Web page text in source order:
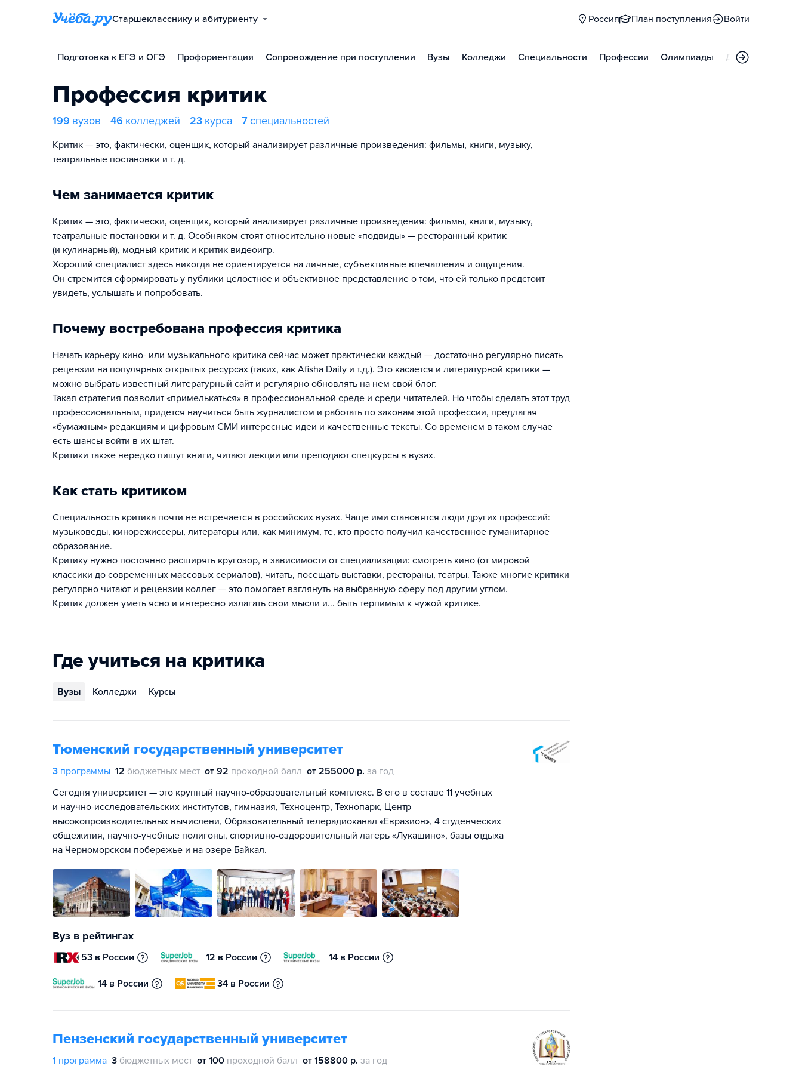
Старшекласснику и абитуриенту Россия План поступления Войти
Подготовка к ЕГЭ и ОГЭ Профориентация Сопровождение при поступлении Вузы Колледжи Специальности Профессии Олимпиады Дни открытых
Профессия критик
199 вузов 46 колледжей 23 курса 7специальностей
Критик — это, фактически, оценщик, который анализирует различные произведения: фильмы, книги, музыку,
театральные постановки и т. д.
Чем занимается критик
Критик — это, фактически, оценщик, который анализирует различные произведения: фильмы, книги, музыку,
театральные постановки и т. д. Особняком стоят относительно новые «подвиды» — ресторанный критик
(и кулинарный), модный критик и критик видеоигр.
Хороший специалист здесь никогда не ориентируется на личные, субъективные впечатления и ощущения.
Он стремится сформировать у публики целостное и объективное представление о том, что ей только предстоит
увидеть, услышать и попробовать.
Почему востребована профессия критика
Начать карьеру кино- или музыкального критика сейчас может практически каждый — достаточно регулярно писать
рецензии на популярных открытых ресурсах (таких, как Afisha Daily и т.д.). Это касается и литературной критики —
можно выбрать известный литературный сайт и регулярно обновлять на нем свой блог.
Такая стратегия позволит «примелькаться» в профессиональной среде и среди читателей. Но чтобы сделать этот труд
профессиональным, придется научиться быть журналистом и работать по законам этой профессии, предлагая
«бумажным» редакциям и цифровым СМИ интересные идеи и качественные тексты. Со временем в таком случае
есть шансы войти в их штат.
Критики также нередко пишут книги, читают лекции или преподают спецкурсы в вузах.
Как стать критиком
Специальность критика почти не встречается в российских вузах. Чаще ими становятся люди других профессий:
музыковеды, кинорежиссеры, литераторы или, как минимум, те, кто просто получил качественное гуманитарное
образование.
Критику нужно постоянно расширять кругозор, в зависимости от специализации: смотреть кино (от мировой
классики до современных массовых сериалов), читать, посещать выставки, рестораны, театры. Также многие критики
регулярно читают и рецензии коллег — это помогает взглянуть на выбранную сферу под другим углом.
Критик должен уметь ясно и интересно излагать свои мысли и... быть терпимым к чужой критике.
Где учиться на критика
Вузы Колледжи Курсы
Тюменский государственный университет
3 программы 12 бюджетных мест от 92 проходной балл от 255000 р. за год
Сегодня университет — это крупный научно-образовательный комплекс. В его в составе 11 учебных
и научно-исследовательских институтов, гимназия, Техноцентр, Технопарк, Центр
высокопроизводительных вычислени, Образовательный телерадиоканал «Евразион», 4 студенческих
общежития, научно-учебные полигоны, спортивно-оздоровительный лагерь «Лукашино», базы отдыха
на Черноморском побережье и на озере Байкал.
Вуз в рейтингах
53 в России 12 в России 14 в России
14 в России 34 в России
Пензенский государственный университет
1 программа 3 бюджетных мест от 100 проходной балл от 158800 р. за год